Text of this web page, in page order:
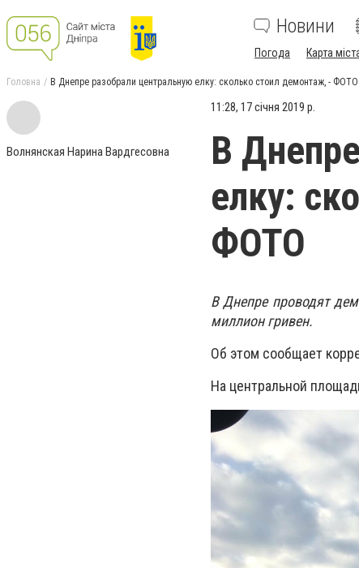
Новини
Погода Карта
Головна В Днепре разобрали центральную елку: сколько стоил демонтаж, - ФОТО
Волнянская Нарина Вардгесовна
11:28, 17 січня 2019 р.
В
елку:
ФОТО
В Днепре проводят
миллион гривен.
Об этом сообщает
На центральной